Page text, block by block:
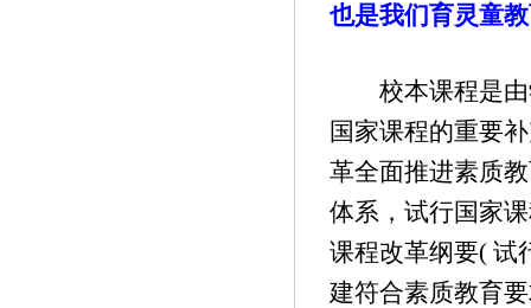
也是我们育灵童
校本课程是由
国家课程的重要
革全面推进素质
体系，试行国家
课程改革纲要( 试
建符合素质教育